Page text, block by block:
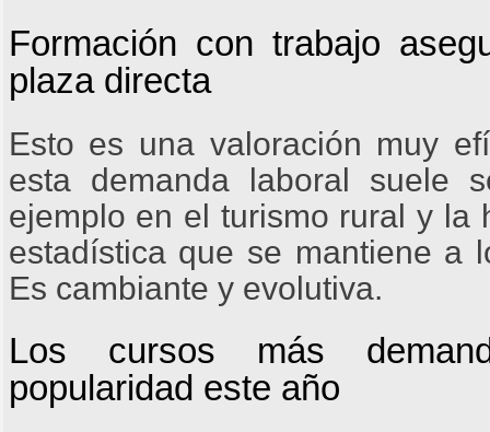
Formación con trabajo
plaza directa
Esto es una valoración muy
esta demanda laboral suele
ejemplo en el turismo rural y la
estadística que se mantiene a
Es cambiante y evolutiva.
Los cursos más
popularidad este año